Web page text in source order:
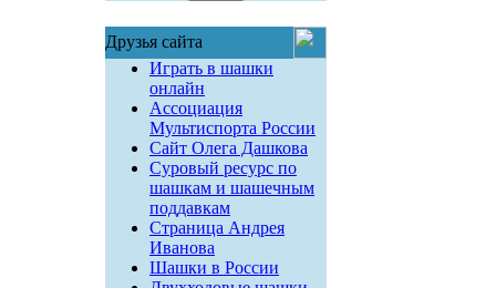
Друзья сайта
Играть в шашки
онлайн
Ассоциация
Мультиспорта России
Сайт Олега Дашкова
Суровый ресурс по
шашкам и шашечным
поддавкам
Страница Андрея
Иванова
Шашки в России